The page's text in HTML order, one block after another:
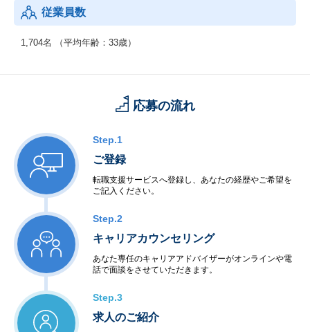
従業員数
1,704名 （平均年齢：33歳）
応募の流れ
Step.1
ご登録
転職支援サービスへ登録し、あなたの経歴やご希望を
ご記入ください。
Step.2
キャリアカウンセリング
あなた専任のキャリアアドバイザーがオンラインや電
話で面談をさせていただきます。
Step.3
求人のご紹介